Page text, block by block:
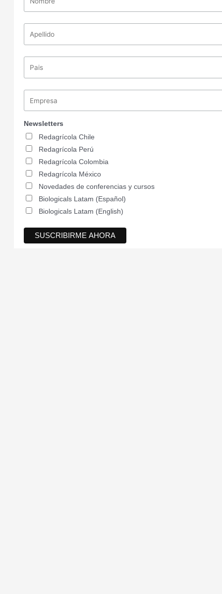
Newsletters
Redagrícola Chile
Redagrícola Perú
Redagrícola Colombia
Redagrícola México
Novedades de conferencias y cursos
Biologicals Latam (Español)
Biologicals Latam (English)